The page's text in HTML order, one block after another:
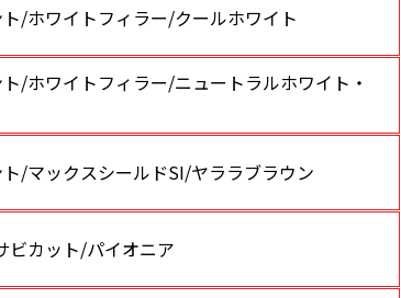
/ホワイトフィラー/クールホワイト
/ホワイトフィラー/ニュートラルホワイト・
/マックスシールドSI/ヤララブラウン
ビカット/パイオニア